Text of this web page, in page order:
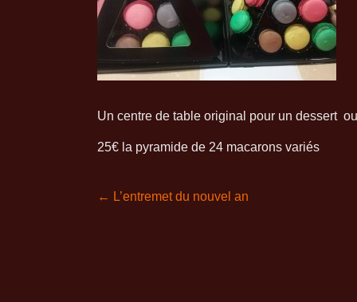
Un centre de table original pour un dessert
25€ la pyramide de 24 macarons variés
← L’entremet du nouvel an